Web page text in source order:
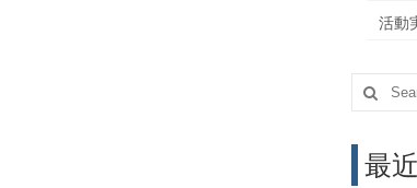
活動
Search
for:
最